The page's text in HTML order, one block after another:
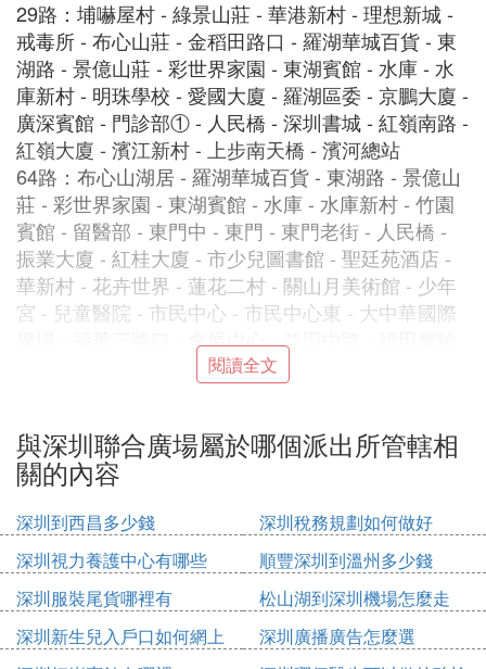
29路：埔嚇屋村 - 綠景山莊 - 華港新村 - 理想新城 -
戒毒所 - 布心山莊 - 金稻田路口 - 羅湖華城百貨 - 東
湖路 - 景億山莊 - 彩世界家園 - 東湖賓館 - 水庫 - 水
庫新村 - 明珠學校 - 愛國大廈 - 羅湖區委 - 京鵬大廈 -
廣深賓館 - 門診部① - 人民橋 - 深圳書城 - 紅嶺南路 -
紅嶺大廈 - 濱江新村 - 上步南天橋 - 濱河總站
64路：布心山湖居 - 羅湖華城百貨 - 東湖路 - 景億山
莊 - 彩世界家園 - 東湖賓館 - 水庫 - 水庫新村 - 竹園
賓館 - 留醫部 - 東門中 - 東門 - 東門老街 - 人民橋 -
振業大廈 - 紅桂大廈 - 市少兒圖書館 - 聖廷苑酒店 -
華新村 - 花卉世界 - 蓮花二村 - 關山月美術館 - 少年
宮 - 兒童醫院 - 市民中心 - 市民中心東 - 大中華國際
廣場 - 福華三路口 - 會展中心 - 益田中路 - 福田實驗
學校 - 福田體育公園 - 上沙 - 福田交通樞紐
372路：福田交通樞紐 - 深航大廈 - 招商銀行大廈 -
廈學校 - 皇崗村 - 福田保健院 - 福強路口 - 口岸大隊 -
福民新村 - 高級技校 - 聯合廣場 - 福濱新村 - 崗邊村 -
中學 - 羅湖區委 - 愛國大廈 - 華麗環島 - 荷花市場 -
天井湖 - 碧波花園 - 水庫 - 東湖賓館 - 彩世界家園 -
景億山莊 - 東湖路 - 羅湖華城百貨 - 布心山莊 - 戒毒
所 - 理想新城 - 禾坑小關口 - 錦綉園 - 信義假日名城 -
布吉地鐵站 - 龍珠花園 - 木棉灣地鐵站① - 大芬地鐵
閱讀全文
與深圳聯合廣場屬於哪個派出所管轄相
關的內容
深圳到西昌多少錢
深圳稅務規劃如何做好
深圳視力養護中心有哪些
順豐深圳到溫州多少錢
深圳服裝尾貨哪裡有
松山湖到深圳機場怎麼走
深圳新生兒入戶口如何網上
申請
深圳廣播廣告怎麼選